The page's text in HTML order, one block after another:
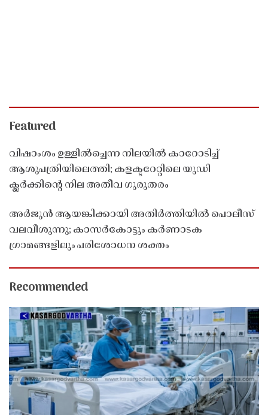
Featured
വിഷാംശം ഉള്ളിൽച്ചെന്ന നിലയിൽ കാറോടിച്ച്
ആശുപത്രിയിലെത്തി; കളക്ടറേറ്റിലെ യുഡി
ക്ലർക്കിൻ്റെ നില അതീവ ഗുരുതരം
അർജുൻ ആയങ്കിക്കായി അതിർത്തിയിൽ പൊലീസ്
വലവീശുന്നു; കാസർകോട്ടും കർണാടക
ഗ്രാമങ്ങളിലും പരിശോധന ശക്തം
Recommended